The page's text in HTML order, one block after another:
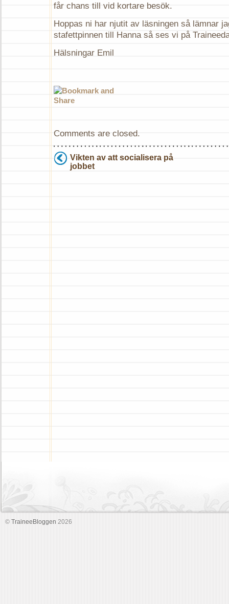
får chans till vid kortare besök.
Hoppas ni har njutit av läsningen så lämnar
stafettpinnen till Hanna så ses vi på
Hälsningar Emil
Comments are closed.
Vikten av att socialisera på
jobbet
© TraineeBloggen 2026